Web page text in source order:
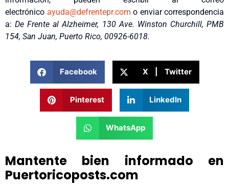
electrónico ayuda@defrentepr.com o enviar correspondencia
a:De Frente al Alzheimer, 130 Ave. Winston Churchill, PMB
154, San Juan, Puerto Rico, 00926-6018.
Facebook X | Twitter
Pinterest LinkedIn
WhatsApp
Mantente bien informado en
Puertoricoposts.com